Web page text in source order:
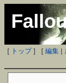
[ トップ] [編集 |